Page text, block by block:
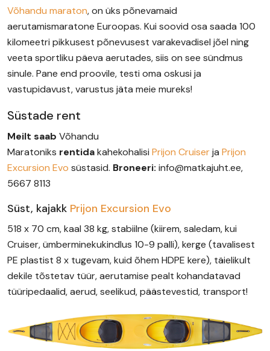
Võhandu maraton, on üks põnevamaid
aerutamismaratone Euroopas. Kui soovid osa saada 100
kilomeetri pikkusest põnevusest varakevadisel jõel ning
veeta sportliku päeva aerutades, siis on see sündmus
sinule. Pane end proovile, testi oma oskusi ja
vastupidavust, varustus jäta meie mureks!
Süstade rent
Meilt saab Võhandu
Maratoniks rentidakahekohalisi Prijon Cruiserja Prijon
Excursion Evo süstasid. Broneeri: info@matkajuht.ee,
5667 8113
Süst, kajakk Prijon Excursion Evo
518 x 70 cm, kaal 38 kg, stabiilne (kiirem, saledam, kui
Cruiser, ümberminekukindlus 10-9 palli), kerge (tavalisest
PE plastist 8 x tugevam, kuid õhem HDPE kere), täielikult
dekile tõstetav tüür, aerutamise pealt kohandatavad
tüüripedaalid, aerud, seelikud, päästevestid, transport!